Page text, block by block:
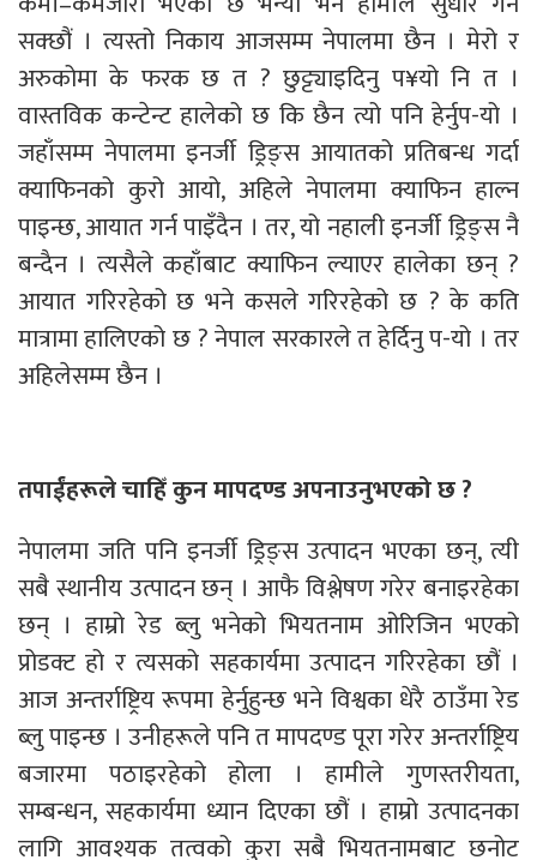
सक्छौं । त्यस्तो निकाय आजसम्म नेपालमा छैन । मेरो र
अरुकोमा के फरक छ त ? छुट्ट्याइदिनु प¥यो नि त ।
वास्तविक कन्टेन्ट हालेको छ कि छैन त्यो पनि हेर्नुप-यो ।
जहाँसम्म नेपालमा इनर्जी ड्रिङ्स आयातको प्रतिबन्ध गर्दा
क्याफिनको कुरो आयो, अहिले नेपालमा क्याफिन हाल्न
पाइन्छ, आयात गर्न पाइँदैन । तर, यो नहाली इनर्जी ड्रिङ्स नै
बन्दैन । त्यसैले कहाँबाट क्याफिन ल्याएर हालेका छन् ?
आयात गरिरहेको छ भने कसले गरिरहेको छ ? के कति
मात्रामा हालिएको छ ? नेपाल सरकारले त हेर्दिनु प-यो । तर
अहिलेसम्म छैन ।
तपाईंहरूले चाहिँ कुन मापदण्ड अपनाउनुभएको छ ?
नेपालमा जति पनि इनर्जी ड्रिङ्स उत्पादन भएका छन्, त्यी
सबै स्थानीय उत्पादन छन् । आफै विश्लेषण गरेर बनाइरहेका
छन् । हाम्रो रेड ब्लु भनेको भियतनाम ओरिजिन भएको
प्रोडक्ट हो र त्यसको सहकार्यमा उत्पादन गरिरहेका छौं ।
आज अन्तर्राष्ट्रिय रूपमा हेर्नुहुन्छ भने विश्वका धेरै ठाउँमा रेड
ब्लु पाइन्छ । उनीहरूले पनि त मापदण्ड पूरा गरेर अन्तर्राष्ट्रिय
बजारमा पठाइरहेको होला । हामीले गुणस्तरीयता,
सम्बन्धन, सहकार्यमा ध्यान दिएका छौं । हाम्रो उत्पादनका
लागि आवश्यक तत्वको कुरा सबै भियतनामबाट छनोट